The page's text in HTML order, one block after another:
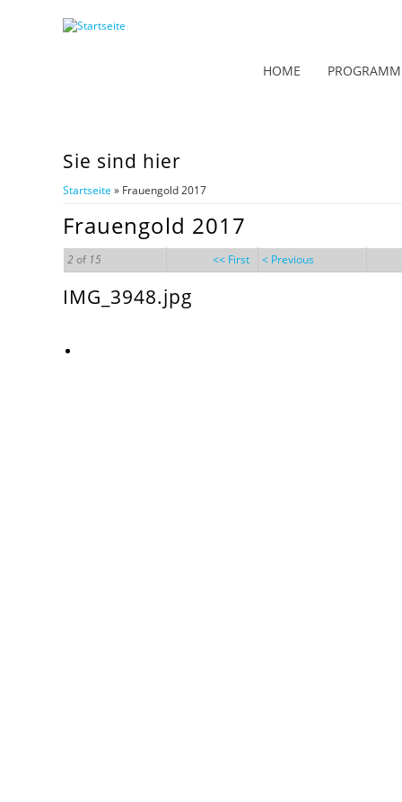
HOME PROGRAMM
Sie sind hier
Startseite » Frauengold 2017
Frauengold 2017
2 of 15 << First < Previous
IMG_3948.jpg